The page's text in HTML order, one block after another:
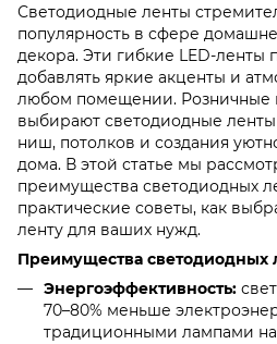
Светодиодные ленты
популярность в сфере
декора. Эти гибкие LED-ленты
добавлять яркие акценты и
любом помещении. Розничные
выбирают светодиодные
ниш, потолков и создания
дома. В этой статье мы
преимущества светодиодных
практические советы, как
ленту для ваших нужд.
Преимущества светодиодных
Энергоэффективность:
70–80% меньше
традиционными лампами